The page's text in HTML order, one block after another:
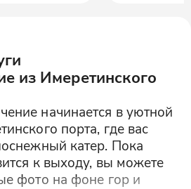
из Имеретинского
начинается в уютной
порта, где вас
катер. Пока
к выходу, вы можете
фото на фоне гор и